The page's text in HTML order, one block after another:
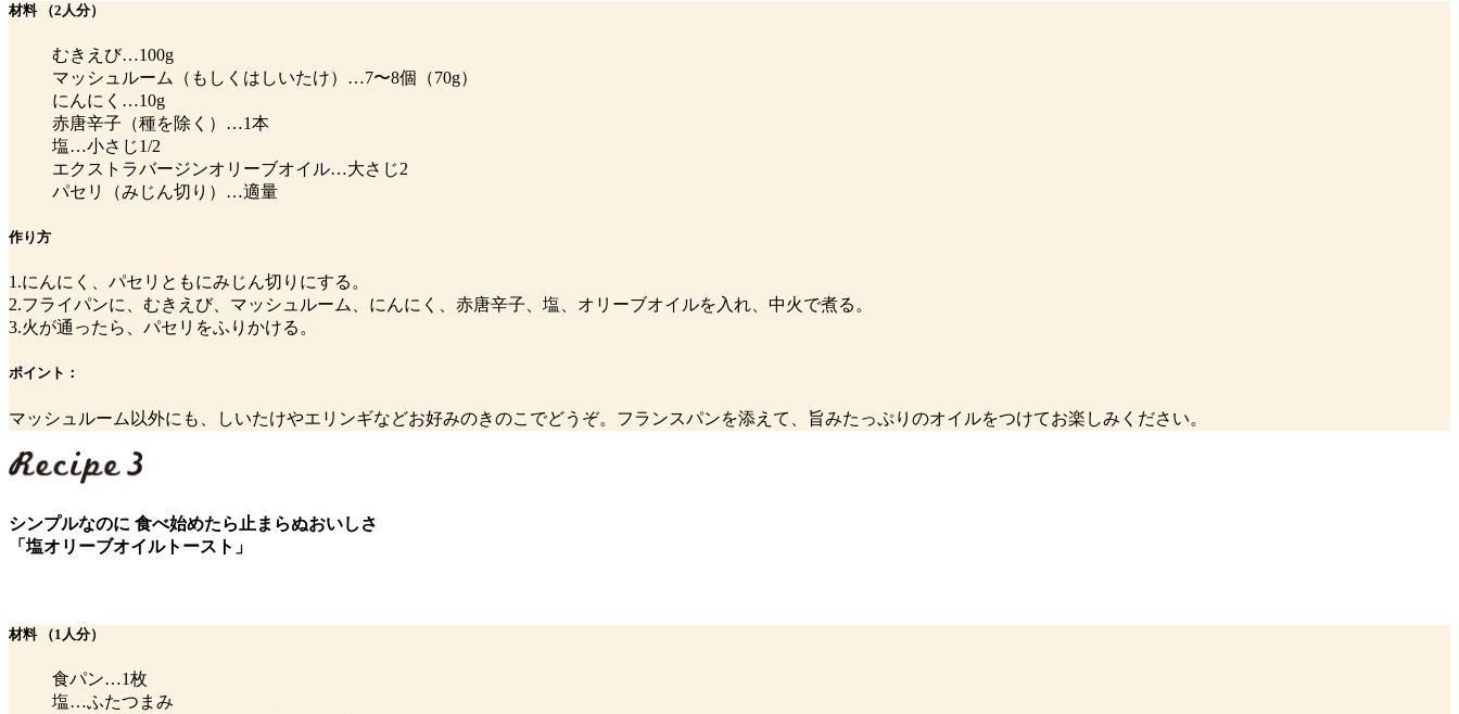
材料 （2人分）
むきえび…100g
マッシュルーム（もしくはしいたけ）…7〜8個（70g）
にんにく…10g
赤唐辛子（種を除く）…1本
塩…小さじ1/2
エクストラバージンオリーブオイル…大さじ2
パセリ（みじん切り）…適量
作り方
1.にんにく、パセリともにみじん切りにする。
2.フライパンに、むきえび、マッシュルーム、にんにく、赤唐辛子、塩、オリーブオイルを入れ、中火で煮る。
3.火が通ったら、パセリをふりかける。
ポイント：
マッシュルーム以外にも、しいたけやエリンギなどお好みのきのこでどうぞ。フランスパンを添えて、旨みたっぷりのオイルをつけてお楽しみください。
シンプルなのに 食べ始めたら止まらぬおいしさ
「塩オリーブオイルトースト」
材料 （1人分）
食パン…1枚
塩…ふたつまみ